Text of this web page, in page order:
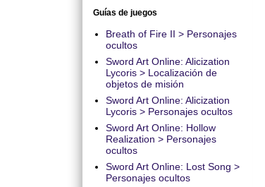
Guías de juegos
Breath of Fire II > Personajes
ocultos
Sword Art Online: Alicization
Lycoris > Localización de
objetos de misión
Sword Art Online: Alicization
Lycoris > Personajes ocultos
Sword Art Online: Hollow
Realization > Personajes
ocultos
Sword Art Online: Lost Song >
Personajes ocultos